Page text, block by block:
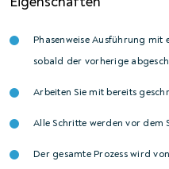
Phasenweise Ausführung mit
sobald der vorherige
Arbeiten Sie mit bereits
Alle Schritte werden vor dem
Der gesamte Prozess wird